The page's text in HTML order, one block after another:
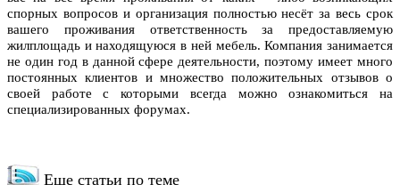
спорных вопросов и организация полностью несёт за весь срок
вашего проживания ответственность за предоставляемую
жилплощадь и находящуюся в ней мебель. Компания занимается
не один год в данной сфере деятельности, поэтому имеет много
постоянных клиентов и множество положительных отзывов о
своей работе с которыми всегда можно ознакомиться на
специализированных форумах.
Еще статьи по теме